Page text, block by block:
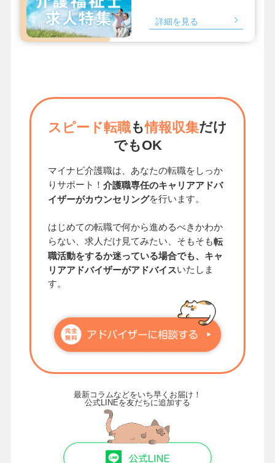
詳細を見る
スピード転職も情報収集だけ
でもOK
マイナビ介護職は、あなたの転職をしっか
りサポート！ 介護職専任のキャリアアドバ
イザーがカウンセリングを行います。
はじめての転職で何から進めるべきかわか
らない、求人だけ見てみたい、そもそも転
職活動をするか迷っている場合でも、キャ
リアアドバイザーがアドバイスいたしま
す。
最新コラムなどをいち早くお届け！
公式LINEを友だちに追加する